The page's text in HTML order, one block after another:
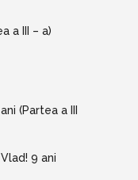
a III – a)
(Partea a III
9 ani